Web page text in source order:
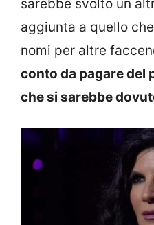
sarebbe svolto un
aggiunta a quello
nomi per altre
conto da pagare del
che si sarebbe